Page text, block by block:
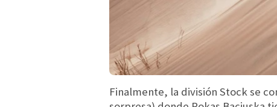
Finalmente, la división Stock se